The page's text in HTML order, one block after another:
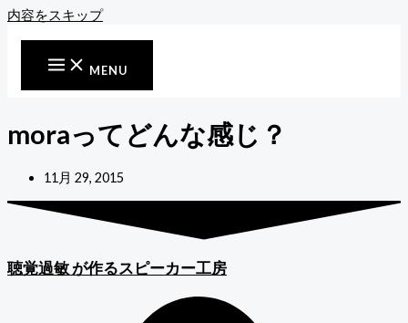
内容をスキップ
MENU
moraってどんな感じ？
11月 29, 2015
聴覚過敏が作るスピーカー工房